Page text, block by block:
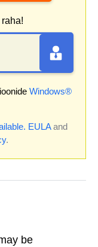
Windows®
EULAand
.
be